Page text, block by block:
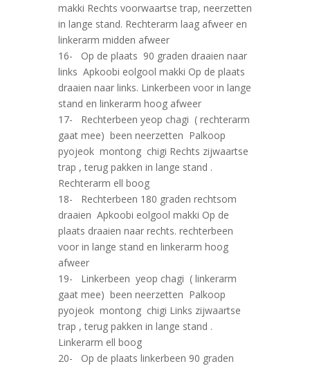
makki Rechts voorwaartse trap, neerzetten
in lange stand. Rechterarm laag afweer en
linkerarm midden afweer
16- Op de plaats 90 graden draaien naar
links Apkoobi eolgool makki Op de plaats
draaien naar links. Linkerbeen voor in lange
stand en linkerarm hoog afweer
17- Rechterbeen yeop chagi ( rechterarm
gaat mee) been neerzetten Palkoop
pyojeok montong chigi Rechts zijwaartse
trap , terug pakken in lange stand .
Rechterarm ell boog
18- Rechterbeen 180 graden rechtsom
draaien Apkoobi eolgool makki Op de
plaats draaien naar rechts. rechterbeen
voor in lange stand en linkerarm hoog
afweer
19- Linkerbeen yeop chagi ( linkerarm
gaat mee) been neerzetten Palkoop
pyojeok montong chigi Links zijwaartse
trap , terug pakken in lange stand .
Linkerarm ell boog
20- Op de plaats linkerbeen 90 graden